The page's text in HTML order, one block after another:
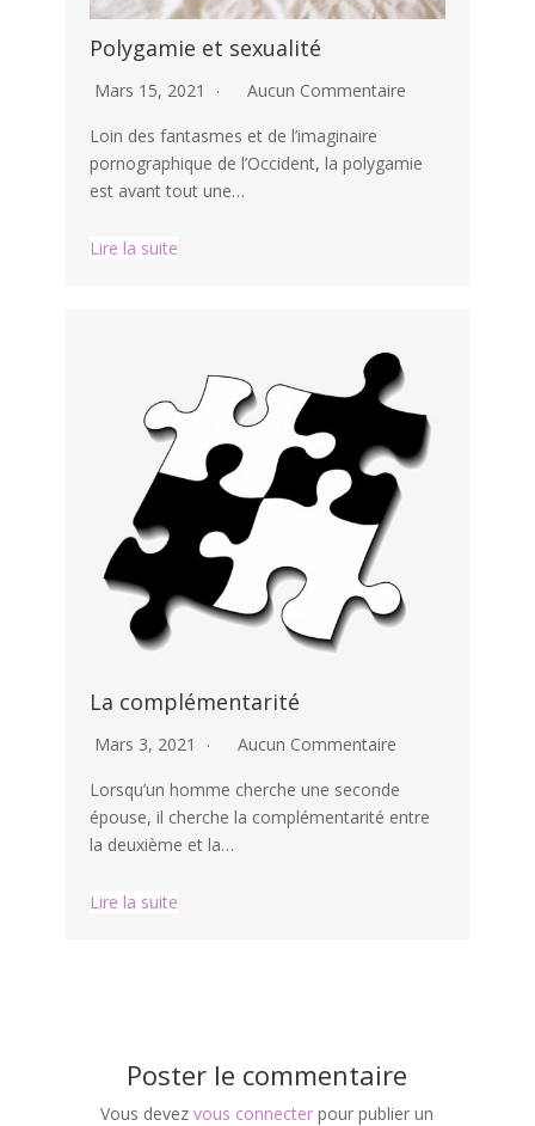
Polygamie et sexualité
Mars 15, 2021
Aucun Commentaire
Loin des fantasmes et de l’imaginaire
pornographique de l’Occident, la polygamie
est avant tout une…
Lire la suite
La complémentarité
Mars 3, 2021
Aucun Commentaire
Lorsqu’un homme cherche une seconde
épouse, il cherche la complémentarité entre
la deuxième et la…
Lire la suite
Poster le commentaire
Vous devezvous connecter pour publier un